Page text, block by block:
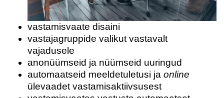
vastamisvaate disaini
vastajagruppide valikut vastavalt
vajadusele
anonüümseid ja nüümseid uuringud
automaatseid meeldetuletusi ja online
ülevaadet vastamisaktiivsusest